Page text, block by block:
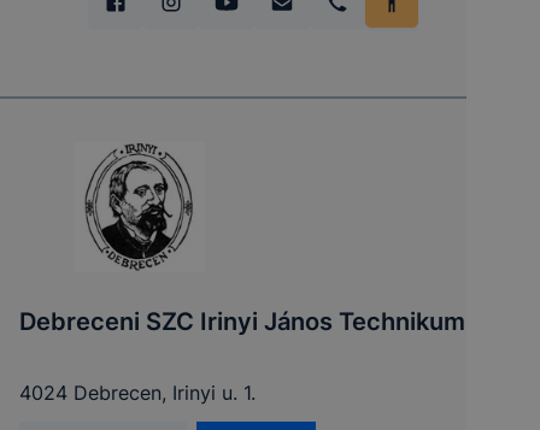
Debreceni SZC Irinyi János Technikum
4024 Debrecen, Irinyi u. 1.